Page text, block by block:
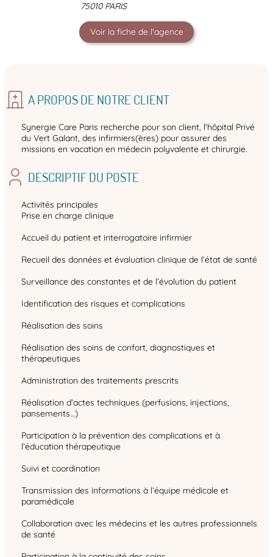
75010 PARIS
Voir la fiche de l'agence
A PROPOS DE NOTRE CLIENT
Synergie Care Paris recherche pour son client, l'hôpital Privé
du Vert Galant, des infirmiers(ères) pour assurer des
missions en vacation en médecin polyvalente et chirurgie.
DESCRIPTIF DU POSTE
Activités principales
Prise en charge clinique
Accueil du patient et interrogatoire infirmier
Recueil des données et évaluation clinique de l’état de santé
Surveillance des constantes et de l’évolution du patient
Identification des risques et complications
Réalisation des soins
Réalisation des soins de confort, diagnostiques et
thérapeutiques
Administration des traitements prescrits
Réalisation d’actes techniques (perfusions, injections,
pansements…)
Participation à la prévention des complications et à
l’éducation thérapeutique
Suivi et coordination
Transmission des informations à l’équipe médicale et
paramédicale
Collaboration avec les médecins et les autres professionnels
de santé